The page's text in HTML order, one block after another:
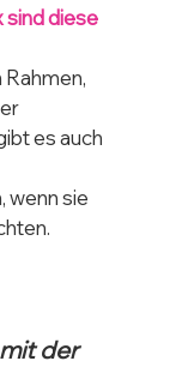
sind diese
es auch
wenn sie
der